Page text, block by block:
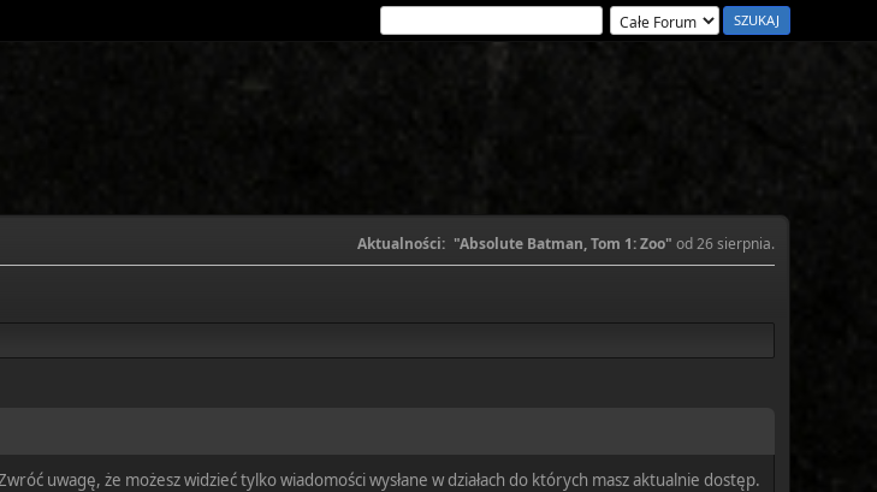
Aktualności: "Absolute Batman, Tom 1: Zoo" od 26 sierpnia.
uwagę, że możesz widzieć tylko wiadomości wysłane w działach do których masz aktualnie dostęp.